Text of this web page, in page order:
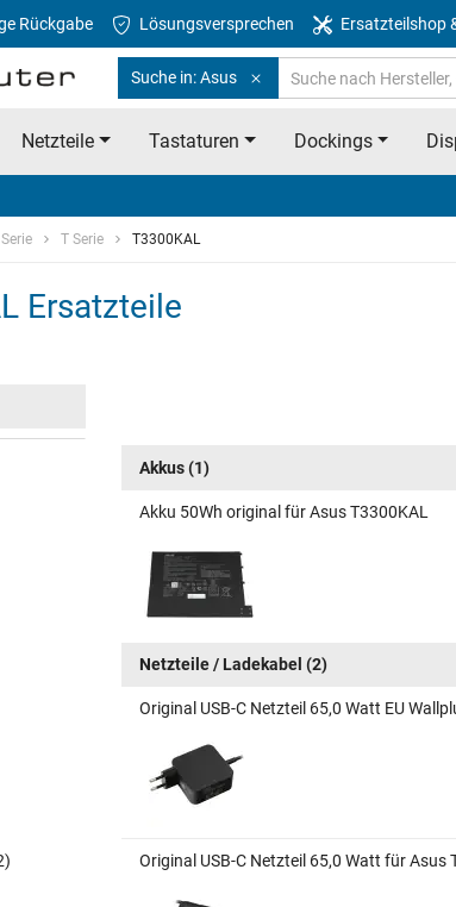
Rückgabe Lösungsversprechen Ersatzteilshop
Suche in: Asus
Netzteile Tastaturen Dockings
T Serie T3300KAL
Ersatzteile
Akkus(1)
Akku 50Wh original für Asus T3300KAL
Netzteile / Ladekabel (2)
Original USB-C Netzteil 65,0 Watt EU
Original USB-C Netzteil 65,0 Watt für Asus